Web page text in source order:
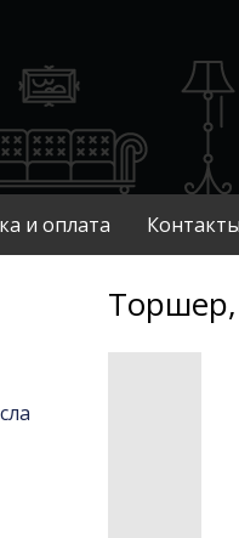
и оплата Контакты
Торшер,